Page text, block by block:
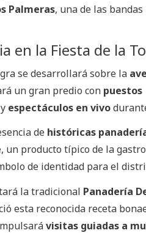
Palmeras, una de las
en la Fiesta de la
se desarrollará sobre la
un gran predio con puestos
espectáculos en vivo
de históricas
, un producto típico de la
de identidad para el
la tradicional Panadería
esta reconocida receta
visitas guiadas a